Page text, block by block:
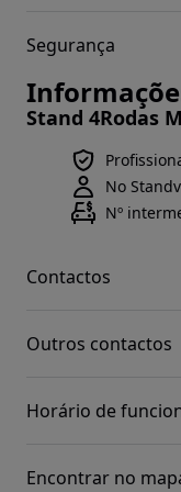
Segurança
Stand 4Rodas
No
Nº
Contactos
Outros contactos
Horário de
Encontrar no